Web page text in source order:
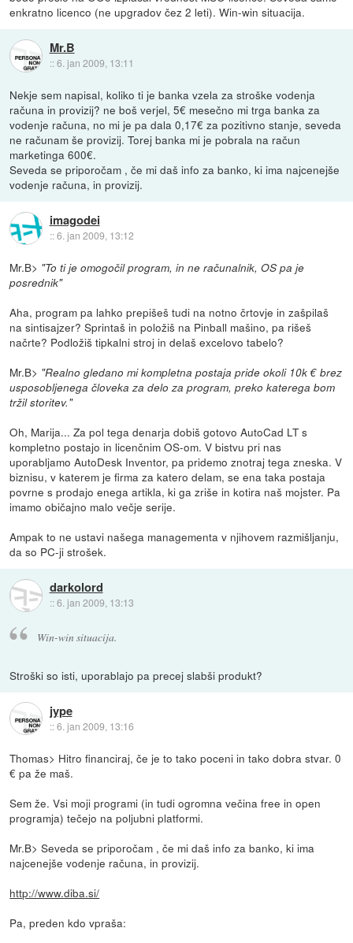
enkratno licenco (ne upgradov čez 2 leti). Win-win situacija.
Mr.B
::6. jan 2009, 13:11
Nekje sem napisal, koliko ti je banka vzela za stroške vodenja
računa in provizij? ne boš verjel, 5€ mesečno mi trga banka za
vodenje računa, no mi je pa dala 0,17€ za pozitivno stanje, seveda
ne računam še provizij. Torej banka mi je pobrala na račun
marketinga 600€.
Seveda se priporočam , če mi daš info za banko, ki ima najcenejše
vodenje računa, in provizij.
imagodei
::6. jan 2009, 13:12
Mr.B> "To ti je omogočil program, in ne računalnik, OS pa je
posrednik"
Aha, program pa lahko prepišeš tudi na notno črtovje in zašpilaš
na sintisajzer? Sprintaš in položiš na Pinball mašino, pa rišeš
načrte? Podložiš tipkalni stroj in delaš excelovo tabelo?
Mr.B> "Realno gledano mi kompletna postaja pride okoli 10k € brez
usposobljenega človeka za delo za program, preko katerega bom
tržil storitev."
Oh, Marija... Za pol tega denarja dobiš gotovo AutoCad LT s
kompletno postajo in licenčnim OS-om. V bistvu pri nas
uporabljamo AutoDesk Inventor, pa pridemo znotraj tega zneska. V
biznisu, v katerem je firma za katero delam, se ena taka postaja
povrne s prodajo enega artikla, ki ga zriše in kotira naš mojster. Pa
imamo običajno malo večje serije.
Ampak to ne ustavi našega managementa v njihovem razmišljanju,
da so PC-ji strošek.
darkolord
::6. jan 2009, 13:13
Win-win situacija.
Stroški so isti, uporablajo pa precej slabši produkt?
jype
::6. jan 2009, 13:16
Thomas> Hitro financiraj, če je to tako poceni in tako dobra stvar. 0
€ pa že maš.
Sem že. Vsi moji programi (in tudi ogromna večina free in open
programja) tečejo na poljubni platformi.
Mr.B> Seveda se priporočam , če mi daš info za banko, ki ima
najcenejše vodenje računa, in provizij.
http://www.diba.si/
Pa, preden kdo vpraša: